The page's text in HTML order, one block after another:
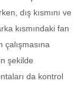
dış kısmını ve
kısmındaki fan
çalışmasına
şekilde
da kontrol